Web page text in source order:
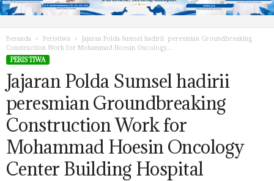
Beranda Peristiwa
Jajaran Polda Sumsel hadirii peresmian Groundbreaking
Construction Work for Mohammad Hoesin Oncology...
PERISTIWA
Jajaran Polda Sumsel hadirii
peresmian Groundbreaking
Construction Work for
Mohammad Hoesin Oncology
Center Building Hospital